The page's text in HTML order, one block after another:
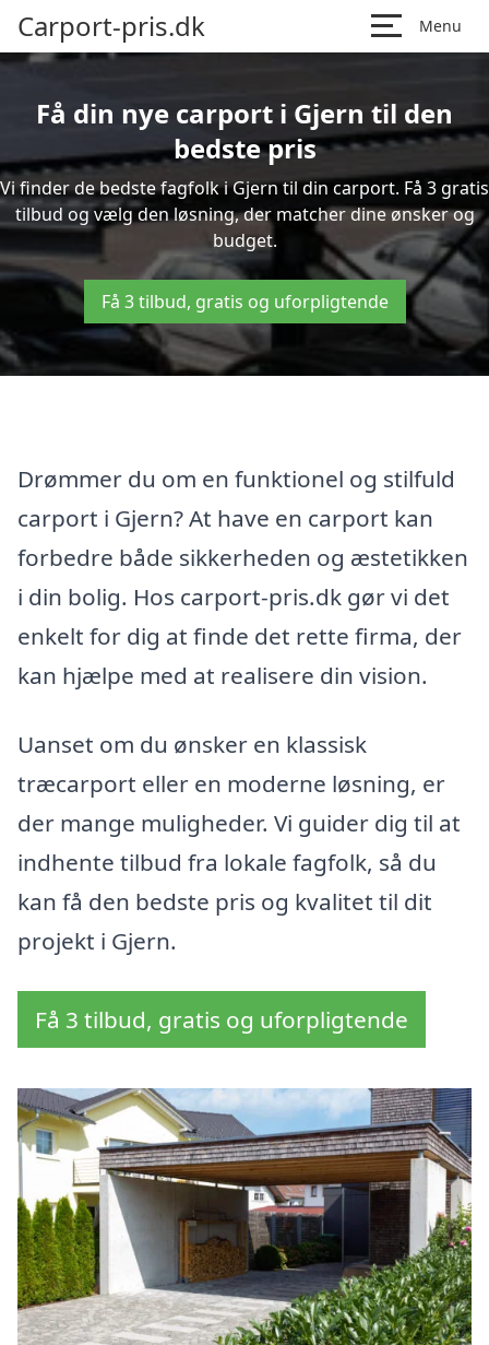
Carport-pris.dk Menu
Få din nye carport i Gjern til den
bedste pris
Vi finder de bedste fagfolk i Gjern til din carport. Få 3 gratis
tilbud og vælg den løsning, der matcher dine ønsker og
budget.
Få 3 tilbud, gratis og uforpligtende
Drømmer du om en funktionel og stilfuld
carport i Gjern? At have en carport kan
forbedre både sikkerheden og æstetikken
i din bolig. Hos carport-pris.dk gør vi det
enkelt for dig at finde det rette firma, der
kan hjælpe med at realisere din vision.
Uanset om du ønsker en klassisk
træcarport eller en moderne løsning, er
der mange muligheder. Vi guider dig til at
indhente tilbud fra lokale fagfolk, så du
kan få den bedste pris og kvalitet til dit
projekt i Gjern.
Få 3 tilbud, gratis og uforpligtende